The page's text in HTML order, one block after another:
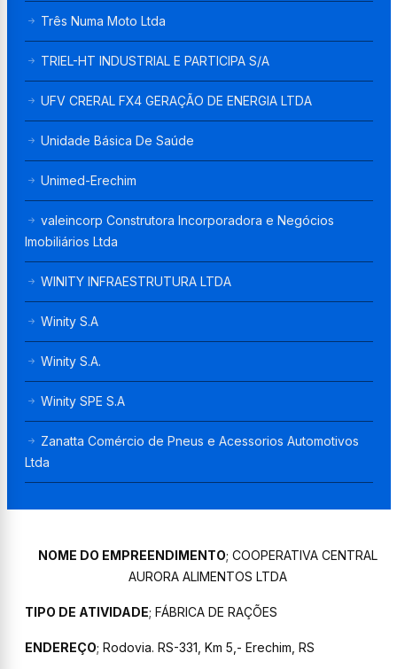
Três Numa Moto Ltda
TRIEL-HT INDUSTRIAL E PARTICIPA S/A
UFV CRERAL FX4 GERAÇÃO DE ENERGIA LTDA
Unidade Básica De Saúde
Unimed-Erechim
valeincorp Construtora Incorporadora e Negócios
Imobiliários Ltda
WINITY INFRAESTRUTURA LTDA
Winity S.A
Winity S.A.
Winity SPE S.A
Zanatta Comércio de Pneus e Acessorios Automotivos
Ltda
NOME DO EMPREENDIMENTO; COOPERATIVA CENTRAL
AURORA ALIMENTOS LTDA
TIPO DE ATIVIDADE; FÁBRICA DE RAÇÕES
ENDEREÇO; Rodovia. RS-331 , Km 5,- Erechim, RS